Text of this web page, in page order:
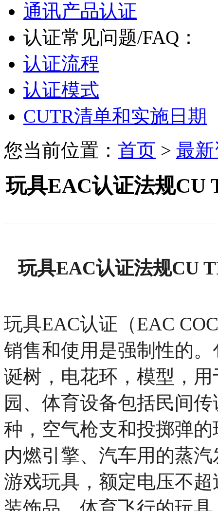
通讯产品认证
认证常见问题/FAQ：
认证流程
认证模式
CUTR清单和实施日期
您当前位置： 首页 > 最
玩具EAC认证法规CU
玩具EAC认证法规CU
玩具EAC认证（EAC
销售和使用是强制性的
诞树，电花环，模型，
园、体育设备包括民间
种，空气枪支和投掷弹
内燃引擎、汽车用的蒸
游戏玩具，额定电压不